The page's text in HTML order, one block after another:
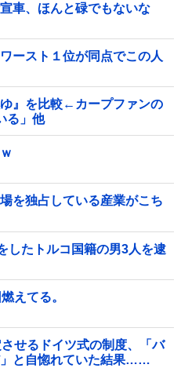
車、ほんと碌でもないな
ースト１位が同点でこの人
ゆ』を比較←カープファンの
る」他
を独占している産業がこち
したトルコ国籍の男3人を逮
えてる。
せるドイツ式の制度、「バ
」と自惚れていた結果……